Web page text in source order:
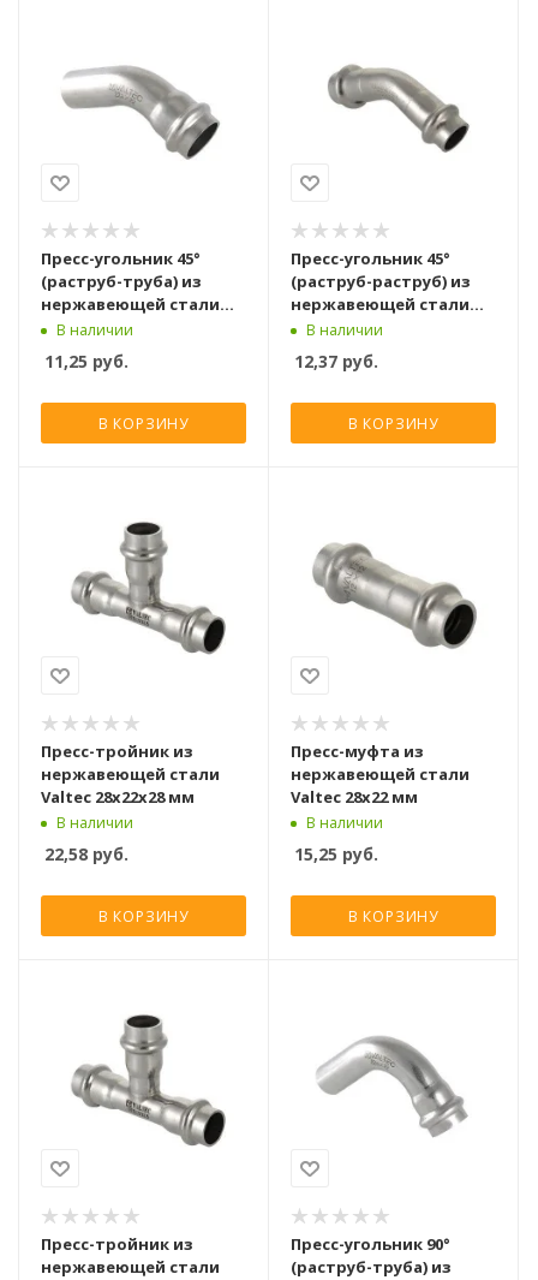
Пресс-угольник 45°
(раструб-труба) из
нержавеющей стали
Valtec 22а x 22 мм
В наличии
11,25 руб.
В КОРЗИНУ
Пресс-угольник 45°
(раструб-раструб) из
нержавеющей стали
Valtec 22 мм
В наличии
12,37 руб.
В КОРЗИНУ
Пресс-тройник из
нержавеющей стали
Valtec 28x22x28 мм
В наличии
22,58 руб.
В КОРЗИНУ
Пресс-муфта из
нержавеющей стали
Valtec 28x22 мм
В наличии
15,25 руб.
В КОРЗИНУ
Пресс-тройник из
нержавеющей стали
Пресс-угольник 90°
(раструб-труба) из